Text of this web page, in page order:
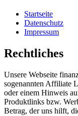
Startseite
Datenschutz
Impressum
Rechtliches
Unsere Webseite
sogenannten Affiliate
oder einem Hinweis
Produktlinks bzw.
Betrag, der uns hilft,